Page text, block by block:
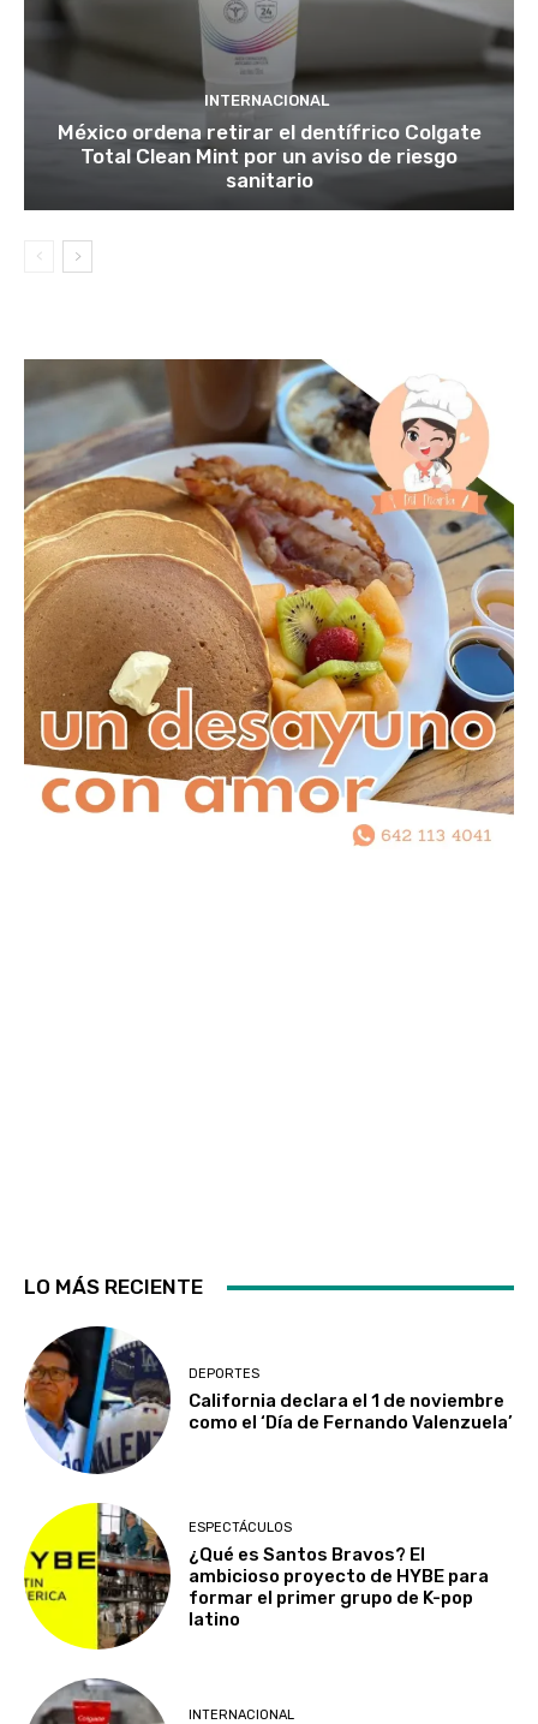
INTERNACIONAL
México ordena retirar el dentífrico Colgate
Total Clean Mint por un aviso de riesgo
sanitario
LO MÁS RECIENTE
DEPORTES
California declara el 1 de noviembre
como el ‘Día de Fernando Valenzuela’
ESPECTÁCULOS
¿Qué es Santos Bravos? El
ambicioso proyecto de HYBE para
formar el primer grupo de K-pop
latino
INTERNACIONAL